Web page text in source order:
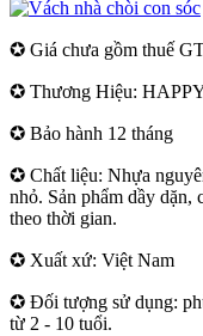
✪ Giá chưa gồm thuế
✪ Thương Hiệu:
✪ Bảo hành 12 tháng
✪ Chất liệu: Nhựa
nhỏ. Sản phẩm dầy dặn,
theo thời gian.
✪ Xuất xứ: Việt Nam
✪ Đối tượng sử dụng:
từ 2 - 10 tuổi.